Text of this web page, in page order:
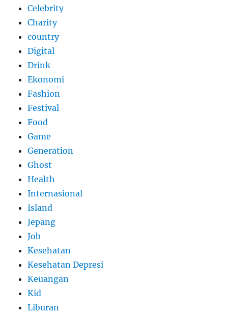
Celebrity
Charity
country
Digital
Drink
Ekonomi
Fashion
Festival
Food
Game
Generation
Ghost
Health
Internasional
Island
Jepang
Job
Kesehatan
Kesehatan Depresi
Keuangan
Kid
Liburan